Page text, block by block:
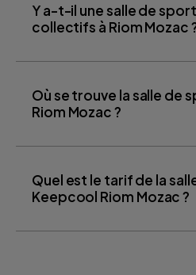
Y a-t-il une salle de
collectifs à Riom Mozac
Où se trouve la salle de
Riom Mozac ?
Quel est le tarif de la
Keepcool Riom Mozac ?